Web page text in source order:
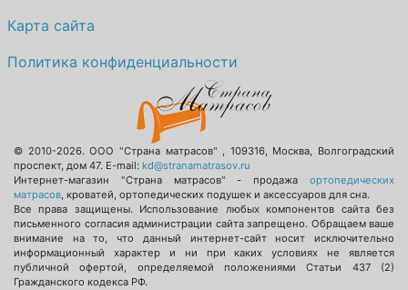
Карта сайта
Политика конфиденциальности
© 2010-2026.ООО "Страна матрасов" , 109316, Москва, Волгоградский
проспект, дом 47. E-mail: kd@stranamatrasov.ru
Интернет-магазин "Страна матрасов" - продажа ортопедических
матрасов, кроватей, ортопедических подушек и аксессуаров для сна.
Все права защищены. Использование любых компонентов сайта без
письменного согласия администрации сайта запрещено. Обращаем ваше
внимание на то, что данный интернет-сайт носит исключительно
информационный характер и ни при каких условиях не является
публичной офертой, определяемой положениями Статьи 437 (2)
Гражданского кодекса РФ.